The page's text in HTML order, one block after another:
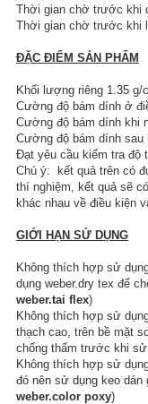
Thời gian chờ trước khi
Thời gian chờ trước khi
ĐẶC ĐIỂM SẢN PHẨM
Khối lượng riêng 1.35 g/
Cường độ bám dính ở
Cường độ bám dính khi
Cường độ bám dính sau
Đạt yêu cầu kiểm tra độ
Chú ý: kết quả trên có
thí nghiệm, kết quả sẽ
khác nhau về điều kiện
GIỚI HẠN SỬ DỤNG
Không thích hợp sử
dụng weber.dry tex để
weber.tai flex)
Không thích hợp sử
thạch cao, trên bề mặt
chống thấm trước khi sử
Không thích hợp sử
đó nên sử dụng keo dán
weber.color poxy)